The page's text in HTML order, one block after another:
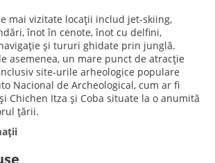
mai vizitate locații includ jet-skiing,
înot în cenote, înot cu delfini,
și tururi ghidate prin junglă.
asemenea, un mare punct de atracție
site-urile arheologice populare
Nacional de Archeological, cum ar fi
Chichen Itza și Coba situate la o anumită
țării.